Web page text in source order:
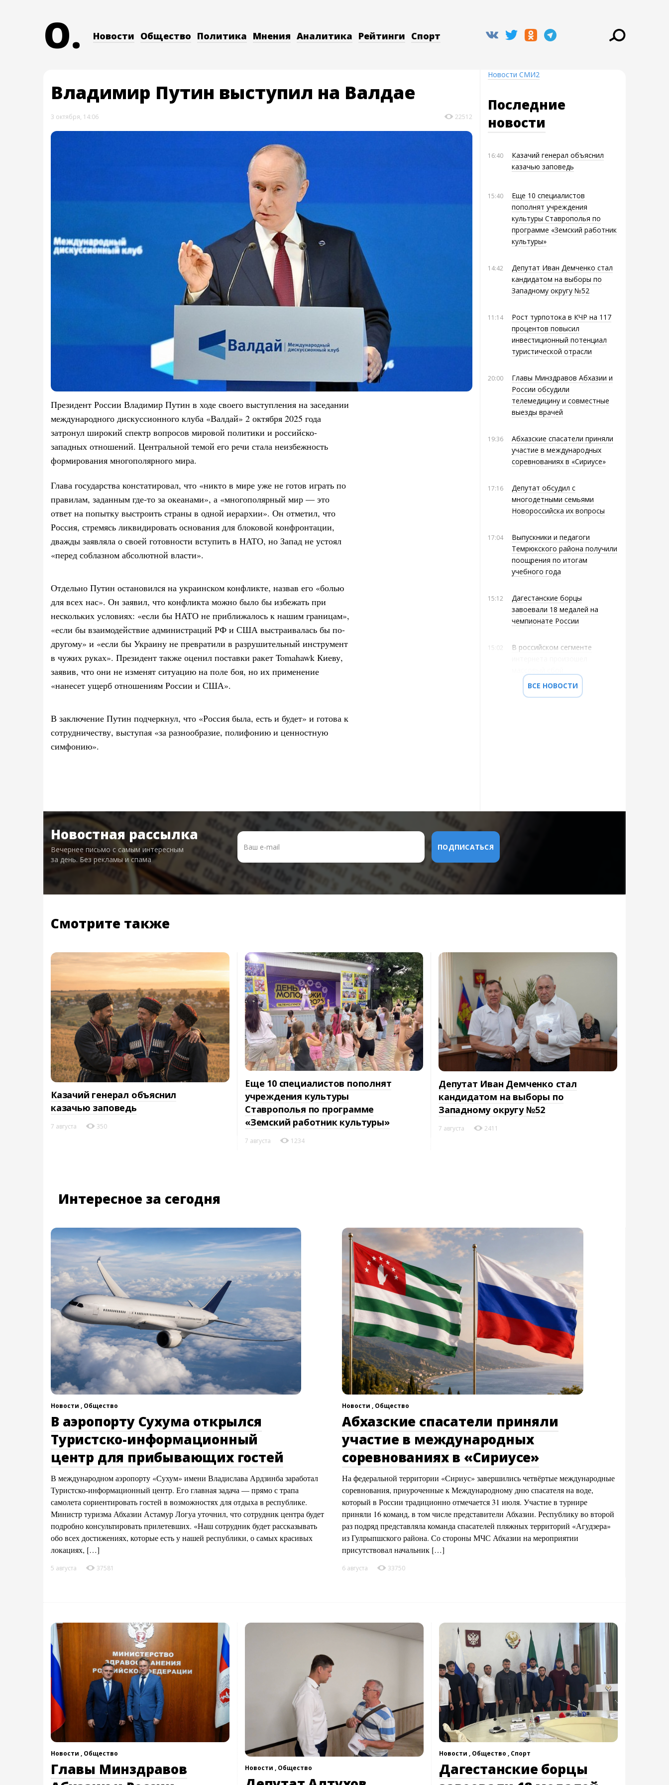
O. Новости Общество Политика Мнения Аналитика Рейтинги Спорт
Владимир Путин выступил на Валдае
3 октября, 14:06 22512
Президент России Владимир Путин в ходе своего выступления на заседании
международного дискуссионного клуба «Валдай» 2 октября 2025 года
затронул широкий спектр вопросов мировой политики и российско-
западных отношений. Центральной темой его речи стала неизбежность
формирования многополярного мира.
Глава государства констатировал, что «никто в мире уже не готов играть по
правилам, заданным где-то за океанами», а «многополярный мир — это
ответ на попытку выстроить страны в одной иерархии». Он отметил, что
Россия, стремясь ликвидировать основания для блоковой конфронтации,
дважды заявляла о своей готовности вступить в НАТО, но Запад не устоял
«перед соблазном абсолютной власти».
Отдельно Путин остановился на украинском конфликте, назвав его «болью
для всех нас». Он заявил, что конфликта можно было бы избежать при
нескольких условиях: «если бы НАТО не приближалось к нашим границам»,
«если бы взаимодействие администраций РФ и США выстраивалась бы по-
другому» и «если бы Украину не превратили в разрушительный инструмент
в чужих руках». Президент также оценил поставки ракет Tomahawk Киеву,
заявив, что они не изменят ситуацию на поле боя, но их применение
«нанесет ущерб отношениям России и США».
В заключение Путин подчеркнул, что «Россия была, есть и будет» и готова к
сотрудничеству, выступая «за разнообразие, полифонию и ценностную
симфонию».
Новости СМИ2
Последние
новости
16:40
Казачий генерал объяснил
казачью заповедь
15:40
Еще 10 специалистов
пополнят учреждения
культуры Ставрополья по
программе «Земский работник
культуры»
14:42
Депутат Иван Демченко стал
кандидатом на выборы по
Западному округу №52
11:14
Рост турпотока в КЧР на 117
процентов повысил
инвестиционный потенциал
туристической отрасли
20:00
Главы Минздравов Абхазии и
России обсудили
телемедицину и совместные
выезды врачей
19:36
Абхазские спасатели приняли
участие в международных
соревнованиях в «Сириусе»
17:16
Депутат обсудил с
многодетными семьями
Новороссийска их вопросы
17:04
Выпускники и педагоги
Темрюкского района получили
поощрения по итогам
учебного года
15:12
Дагестанские борцы
завоевали 18 медалей на
чемпионате России
15:02
В российском сегменте
ВСЕ НОВОСТИ
Новостная рассылка
Вечернее письмо с самым интересным
за день. Без рекламы и спама
Смотрите также
Казачий генерал объяснил
казачью заповедь
7 августа 350
Еще 10 специалистов пополнят
учреждения культуры
Ставрополья по программе
«Земский работник культуры»
7 августа 1234
Депутат Иван Демченко стал
кандидатом на выборы по
Западному округу №52
7 августа 2411
Интересное за сегодня
Новости , Общество
В аэропорту Сухума открылся
Туристско-информационный
центр для прибывающих гостей
В международном аэропорту «Сухум» имени Владислава Ардзинба заработал
Туристско-информационный центр. Его главная задача — прямо с трапа
самолета сориентировать гостей в возможностях для отдыха в республике.
Министр туризма Абхазии Астамур Логуа уточнил, что сотрудник центра будет
подробно консультировать прилетевших. «Наш сотрудник будет рассказывать
обо всех достижениях, которые есть у нашей республики, о самых красивых
локациях, […]
5 августа 37581
Новости , Общество
Абхазские спасатели приняли
участие в международных
соревнованиях в «Сириусе»
На федеральной территории «Сириус» завершились четвёртые международные
соревнования, приуроченные к Международному дню спасателя на воде,
который в России традиционно отмечается 31 июля. Участие в турнире
приняли 16 команд, в том числе представители Абхазии. Республику во второй
раз подряд представляла команда спасателей пляжных территорий «Агудзера»
из Гулрыпшского района. Со стороны МЧС Абхазии на мероприятии
присутствовал начальник […]
6 августа 33750
Новости , Общество
Главы Минздравов
Новости , Общество
Новости , Общество , Спорт
Дагестанские борцы